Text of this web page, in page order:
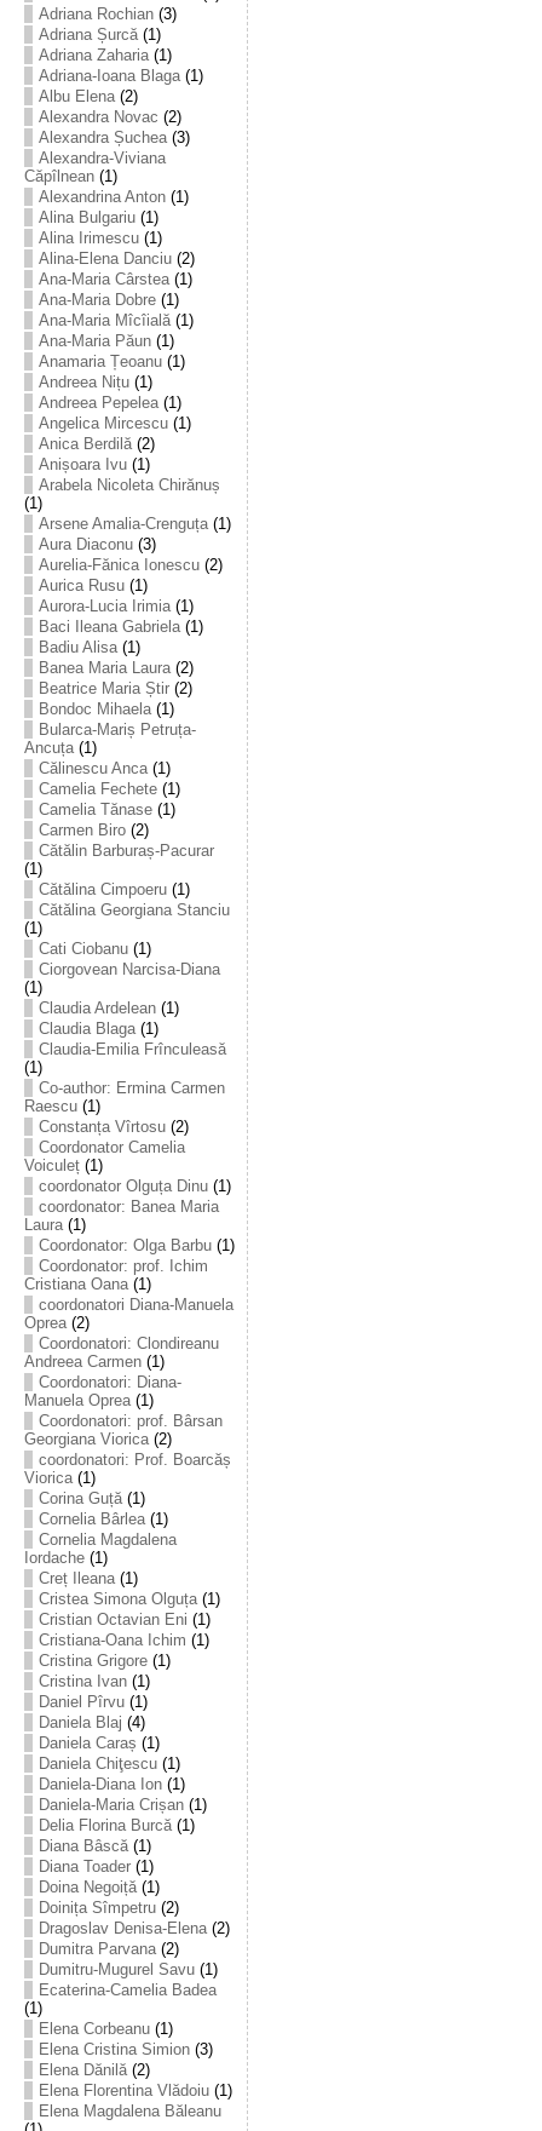
Adriana Rochian(3)
Adriana Șurcă(1)
Adriana Zaharia(1)
Adriana-Ioana Blaga(1)
Albu Elena(2)
Alexandra Novac (2)
Alexandra Șuchea(3)
Alexandra-Viviana
Căpîlnean(1)
Alexandrina Anton(1)
Alina Bulgariu(1)
Alina Irimescu(1)
Alina-Elena Danciu(2)
Ana-Maria Cârstea(1)
Ana-Maria Dobre(1)
Ana-Maria Mîcîială(1)
Ana-Maria Păun(1)
Anamaria Țeoanu(1)
Andreea Nițu(1)
Andreea Pepelea(1)
Angelica Mircescu(1)
Anica Berdilă(2)
Anișoara Ivu(1)
Arabela Nicoleta Chirănuș
(1)
Arsene Amalia-Crenguța(1)
Aura Diaconu(3)
Aurelia-Fănica Ionescu(2)
Aurica Rusu(1)
Aurora-Lucia Irimia(1)
Baci Ileana Gabriela(1)
Badiu Alisa(1)
Banea Maria Laura(2)
Beatrice Maria Știr(2)
Bondoc Mihaela(1)
Bularca-Mariș Petruța-
Ancuța(1)
Călinescu Anca(1)
Camelia Fechete(1)
Camelia Tănase(1)
Carmen Biro(2)
Cătălin Barburaș-Pacurar
(1)
Cătălina Cimpoeru(1)
Cătălina Georgiana Stanciu
(1)
Cati Ciobanu(1)
Ciorgovean Narcisa-Diana
(1)
Claudia Ardelean(1)
Claudia Blaga(1)
Claudia-Emilia Frînculeasă
(1)
Co-author: Ermina Carmen
Raescu(1)
Constanța Vîrtosu(2)
Coordonator Camelia
Voiculeț(1)
coordonator Olguța Dinu(1)
coordonator: Banea Maria
Laura(1)
Coordonator: Olga Barbu(1)
Coordonator: prof. Ichim
Cristiana Oana(1)
coordonatori Diana-Manuela
Oprea(2)
Coordonatori: Clondireanu
Andreea Carmen(1)
Coordonatori: Diana-
Manuela Oprea(1)
Coordonatori: prof. Bârsan
Georgiana Viorica(2)
coordonatori: Prof. Boarcăș
Viorica(1)
Corina Guță(1)
Cornelia Bârlea(1)
Cornelia Magdalena
Iordache(1)
Creț Ileana(1)
Cristea Simona Olguța(1)
Cristian Octavian Eni (1)
Cristiana-Oana Ichim (1)
Cristina Grigore(1)
Cristina Ivan(1)
Daniel Pîrvu(1)
Daniela Blaj (4)
Daniela Caraș (1)
Daniela Chiţescu(1)
Daniela-Diana Ion(1)
Daniela-Maria Crișan(1)
Delia Florina Burcă(1)
Diana Bâscă(1)
Diana Toader(1)
Doina Negoiță(1)
Doinița Sîmpetru(2)
Dragoslav Denisa-Elena(2)
Dumitra Parvana(2)
Dumitru-Mugurel Savu(1)
Ecaterina-Camelia Badea
(1)
Elena Corbeanu(1)
Elena Cristina Simion(3)
Elena Dănilă(2)
Elena Florentina Vlădoiu(1)
Elena Magdalena Băleanu